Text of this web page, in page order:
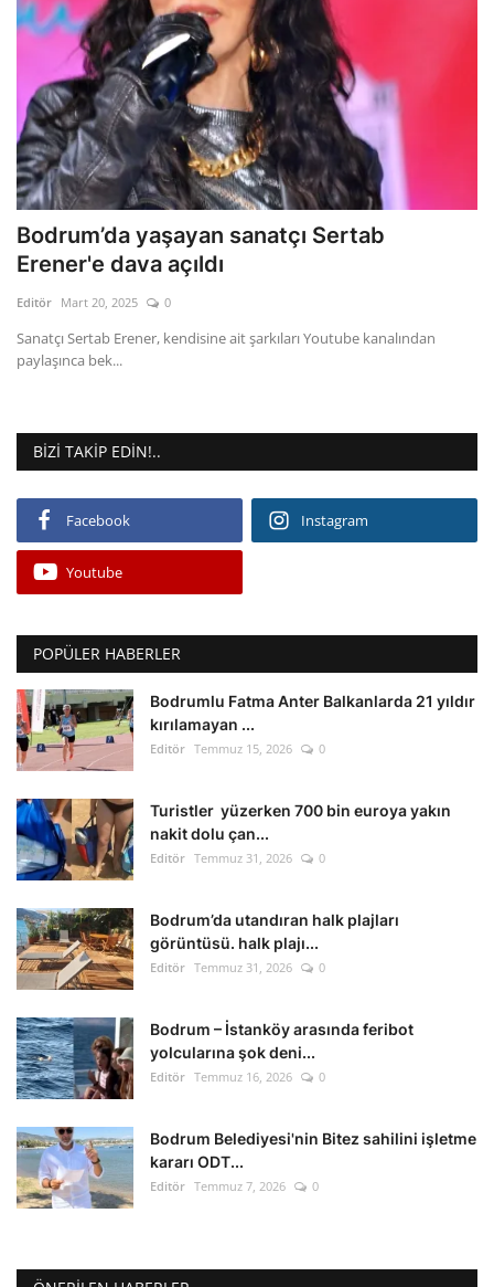
Dünya
Bodrum’da yaşayan sanatçı Sertab
Erener'e dava açıldı
Editör Mart 20, 2025 0
Sanatçı Sertab Erener, kendisine ait şarkıları Youtube kanalından
paylaşınca bek...
BIZI TAKIP EDIN!..
Facebook Instagram
Youtube
POPÜLER HABERLER
Bodrumlu Fatma Anter Balkanlarda 21 yıldır
kırılamayan ...
Editör Temmuz 15, 2026 0
Turistler yüzerken 700 bin euroya yakın
nakit dolu çan...
Editör Temmuz 31, 2026 0
Bodrum’da utandıran halk plajları
görüntüsü. halk plajı...
Editör Temmuz 31, 2026 0
Bodrum – İstanköy arasında feribot
yolcularına şok deni...
Editör Temmuz 16, 2026 0
Bodrum Belediyesi'nin Bitez sahilini işletme
kararı ODT...
Editör Temmuz 7, 2026 0